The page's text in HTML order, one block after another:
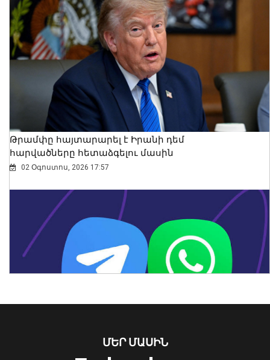
2026 թվականի հունիսն ու հուլիսը
Եվրոպայում դարձել են
դիտարկումների պատմության
ամենաշոգ ամիսները․ Լևոն Ազիզյան
08 Օգոստոս, 2026 21:24
ինքնադրսևորման նոր հարթակներ և
Թրամփը հայտարարել է Իրանի դեմ
հարվածները հետաձգելու մասին
02 Օգոստոս, 2026 17:57
Առանց մարդու միջամտության
ՄԵՐ ՄԱՍԻՆ